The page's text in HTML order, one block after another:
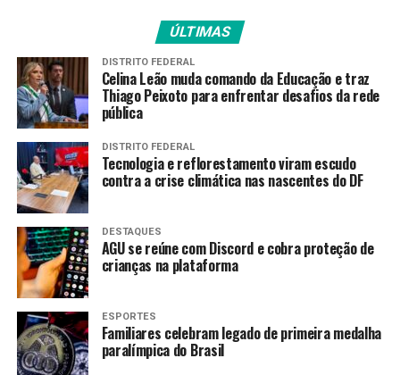
Social, primeira-dama
Gracinha Caiado.
Com o aumento da frequência e da intensidade das
chuvas nas últimas semanas, as equipes foram
reforçadas para socorrer as localidades atingidas.
Suporte imediato
Em Planaltina, no Entorno do Distrito Federal, por
exemplo, as chuvas alcançaram mais de 70% da
média climatológica de janeiro em poucos dias,
deixando cerca de 120 moradores desalojados, na
última semana. As equipes do Goiás Alerta e
Solidário chegaram à região logo após o
alagamento e ofereceram o suporte imediato.
ÚLTIMAS
DISTRITO FEDERAL
Celina Leão muda comando da Educação e traz
Thiago Peixoto para enfrentar desafios da rede
pública
DISTRITO FEDERAL
Tecnologia e reflorestamento viram escudo
contra a crise climática nas nascentes do DF
DESTAQUES
AGU se reúne com Discord e cobra proteção de
crianças na plataforma
ESPORTES
Familiares celebram legado de primeira medalha
paralímpica do Brasil